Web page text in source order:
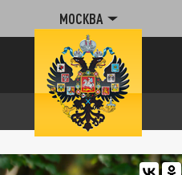
МОСКВА